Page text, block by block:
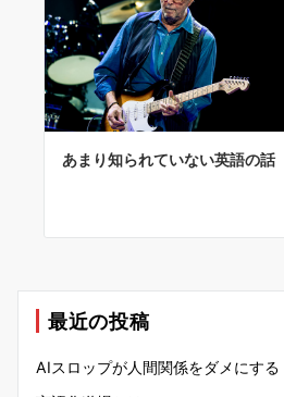
あまり知られていない英語の話
最近の投稿
AIスロップが人間関係をダメにする